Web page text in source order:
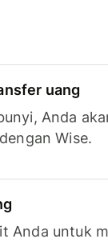
uang
Anda
Wise.
Anda untuk